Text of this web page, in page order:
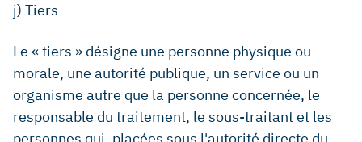
j) Tiers
Le « tiers » désigne une personne physique ou
morale, une autorité publique, un service ou un
organisme autre que la personne concernée, le
responsable du traitement, le sous-traitant et les